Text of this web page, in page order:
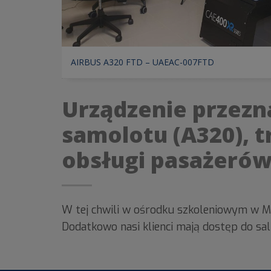
AIRBUS A320 FTD – UAEAC-007FTD
Urządzenie
samolotu (A320),
obsługi
W tej chwili w ośrodku szkoleniowym w
Dodatkowo nasi klienci mają dostęp do